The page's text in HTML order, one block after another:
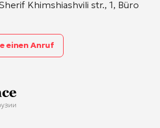
Khimshiashvili str., 1, Büro
einen Anruf